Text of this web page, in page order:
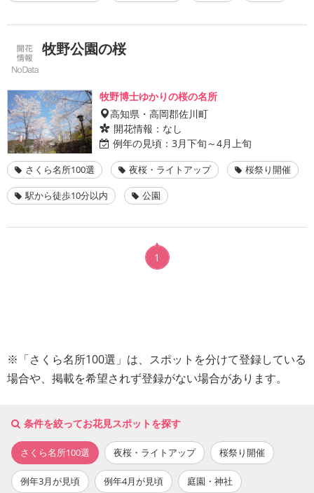
牧野公園の桜
牧野博士ゆかりの桜の名所
高知県・高岡郡佐川町
開花情報： なし
例年の見頃： 3月下旬～4月上旬
さくら名所100選 夜桜・ライトアップ 桜祭り開催
駅から徒歩10分以内 公園
1
※「さくら名所100選」は、スポットを分けて登録している
場合や、掲載を希望されず登録がない場合があります。
条件を絞ってお花見スポットを探す
さくら名所100選 夜桜・ライトアップ 桜祭り開催
例年3月が見頃 例年4月が見頃 庭園・神社